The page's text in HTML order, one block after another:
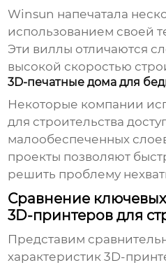
Winsun напечатала
использованием своей
Эти виллы отличаются
высокой скоростью
3D-печатные дома для
Некоторые компании
для строительства
малообеспеченных
проекты позволяют
решить проблему
Сравнение
3D-принтеров для
Представим
характеристик 3D-